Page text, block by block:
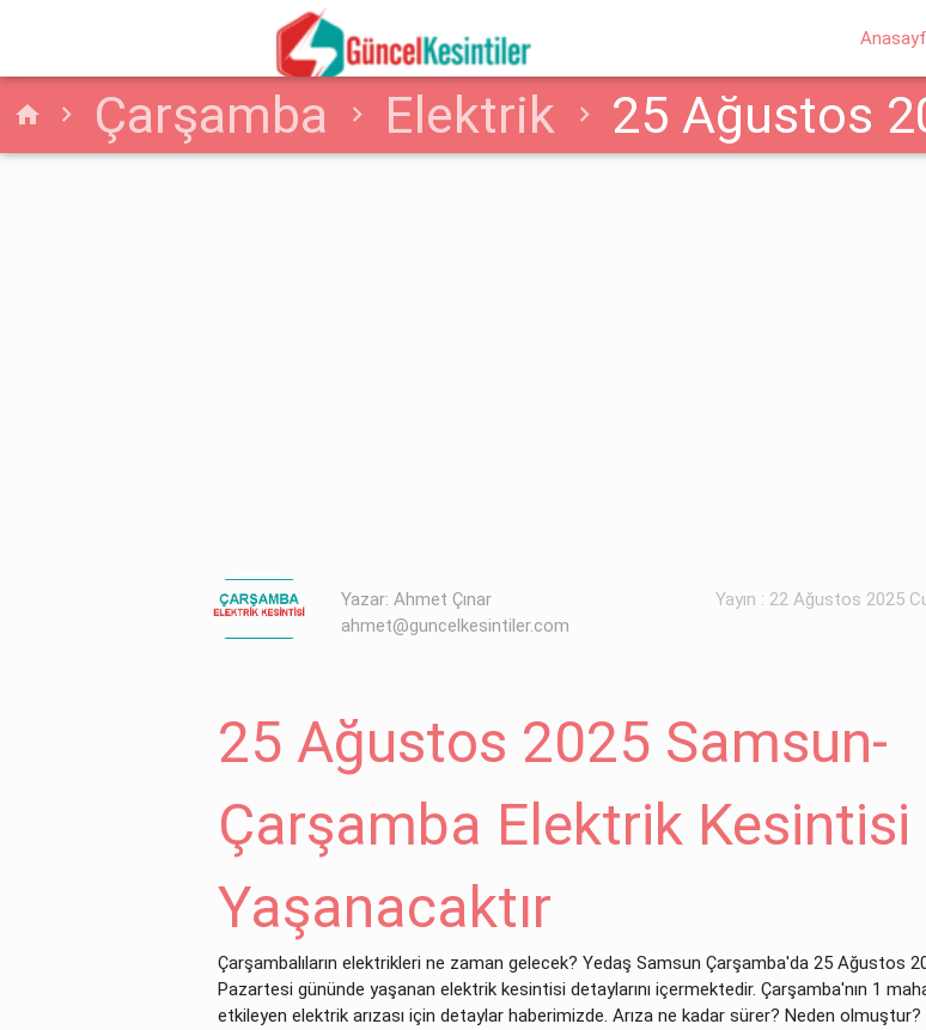
home Çarşamba Elektrik
25 Ağustos
Yazar: Ahmet Çınar
ahmet@guncelkesintiler.com
Yayın : 22 Ağustos 2025
25 Ağustos 2025 Samsun-
Çarşamba Elektrik Kesintisi
Yaşanacaktır
Çarşambalıların elektrikleri ne zaman gelecek? Yedaş Samsun Çarşamba'da 25 Ağustos
Pazartesi gününde yaşanan elektrik kesintisi detaylarını içermektedir. Çarşamba'nın 1
etkileyen elektrik arızası için detaylar haberimizde. Arıza ne kadar sürer? Neden olmuştur?